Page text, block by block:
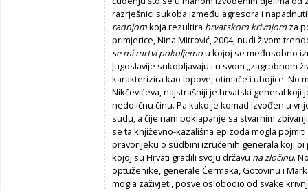
razrješnici sukoba između agresora i
radnjomkoja rezultira hrvatskom krivnjom za
primjerice, Nina Mitrović, 2004, nudi živom
se mi mrtvi pokoljemou kojoj se međusobno
Jugoslavije sukobljavaju i u svom „zagrobnom
karakterizira kao lopove, otimače i ubojice. No
Nikčevićeva, najstrašniji je hrvatski general koji
nedoličnu činu. Pa kako je komad izvođen u
sudu, a čije nam poklapanje sa stvarnim
se ta književno-kazališna epizoda mogla
pravorijeku o sudbini izručenih generala koji
kojoj su Hrvati gradili svoju državu na zločinu.
optuženike, generale Čermaka, Gotovinu i
mogla zaživjeti, posve oslobodio od svake